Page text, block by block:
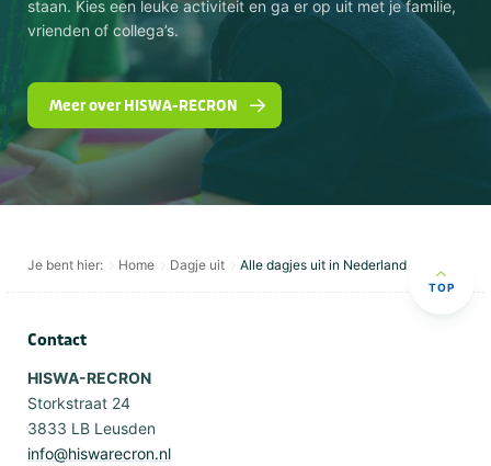
staan. Kies een leuke activiteit en ga er op uit met je familie,
vrienden of collega’s.
Meer over HISWA-RECRON
Je bent hier: Home Dagje uit Alle dagjes uit in Nederland
TOP
Contact
HISWA-RECRON
Storkstraat 24
3833 LB Leusden
info@hiswarecron.nl